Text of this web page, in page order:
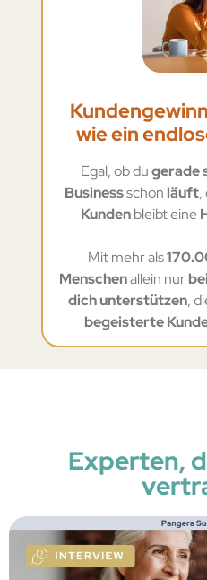
wie ein
Egal, ob dugerade
Businessschon läuft,
Kundenbleibt eine
Mit mehr als
Menschenallein nur
dich unterstützen,
begeisterte
Experten,